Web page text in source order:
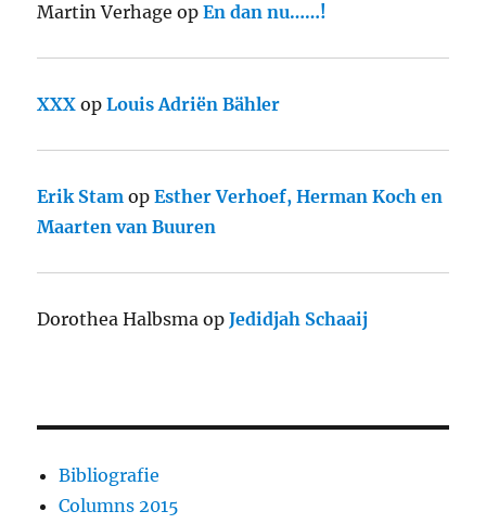
Martin Verhage opEn dan nu……!
XXX opLouis Adriën Bähler
Erik Stam opEsther Verhoef, Herman Koch en
Maarten van Buuren
Dorothea Halbsma opJedidjah Schaaij
Bibliografie
Columns 2015